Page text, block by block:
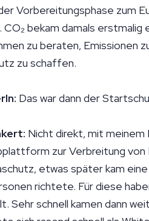
Vorbereitungsphase zum
bekam damals erstmalig
zu beraten, Emissionen
zu schaffen.
Das war dann der
Nicht direkt, mit
zur Verbreitung
etwas später kam
richtete. Für diese
Sehr schnell kamen dann